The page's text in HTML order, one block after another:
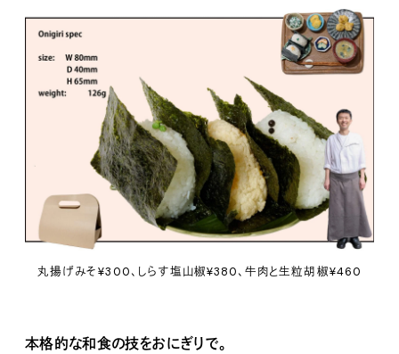
丸揚げみそ¥300、しらす塩山椒¥380、牛肉と生粒胡椒¥460
本格的な和食の技をおにぎりで。